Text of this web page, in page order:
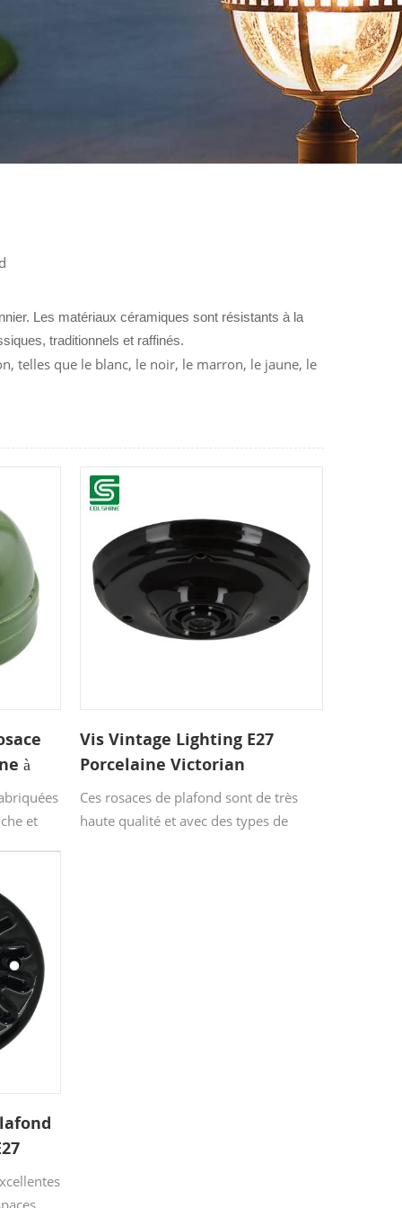
Les matériaux céramiques sont résistants à la
traditionnels et raffinés.
telles que le blanc, le noir, le marron, le jaune, le
à
et
taille
* 5
ou un
Vis Vintage Lighting E27
Porcelaine Victorian
Plafonnier Rosace
Ces rosaces de plafond sont de très
haute qualité et avec des types de